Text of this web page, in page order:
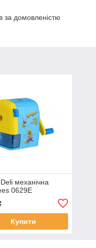
за домовленістю
механічна
0629E
Купити